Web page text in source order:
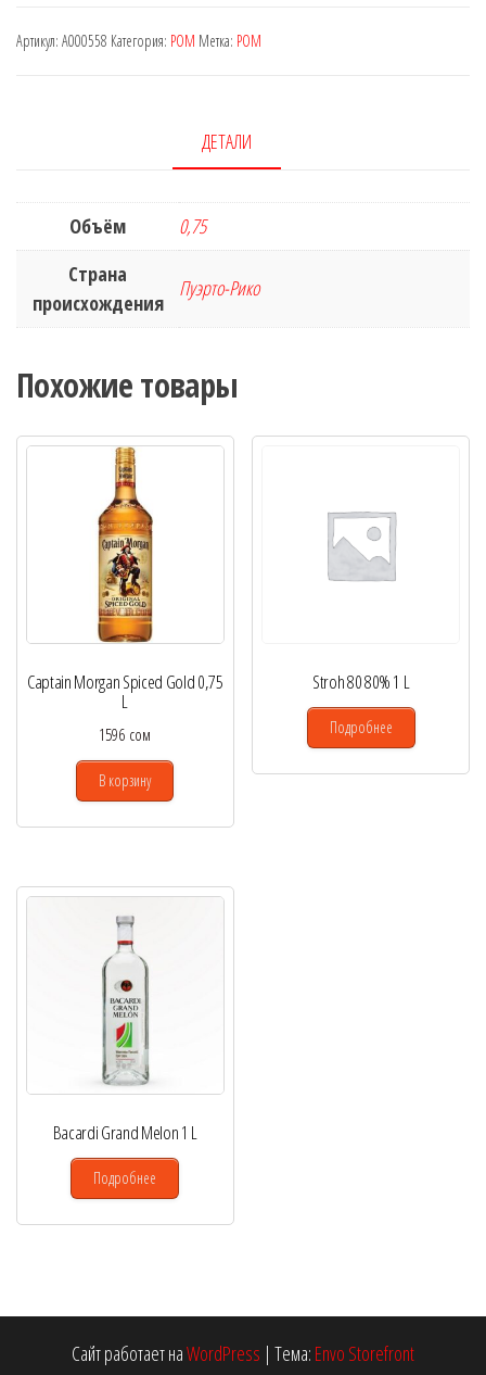
Black
Артикул: A000558 Категория: РОМ Метка: РОМ
ДЕТАЛИ
Объём
0,75
Страна
происхождения
Пуэрто-Рико
Похожие товары
Captain Morgan Spiced Gold 0,75
L
1596 сом
В корзину
Stroh 80 80% 1 L
Подробнее
Bacardi Grand Melon 1 L
Подробнее
Сайт работает наWordPress | Тема: Envo Storefront